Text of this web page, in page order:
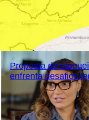
Proposta de
enfrenta desafios